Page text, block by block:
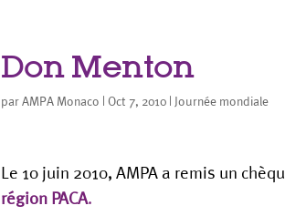
Don Menton
parAMPA Monaco |Oct 7, 2010 Journée mondiale
Le 10 juin 2010, AMPA a remis un
région PACA.